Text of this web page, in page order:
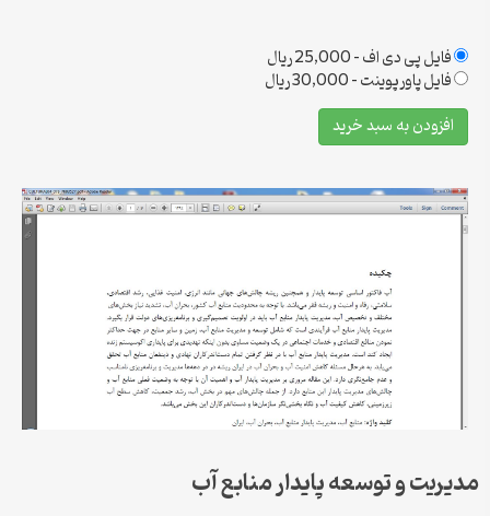
فایل پی دی اف–25,000 ریال
فایل پاورپوینت–30,000 ریال
افزودن به سبد خرید
مدیریت و توسعه پایدار منابع آب